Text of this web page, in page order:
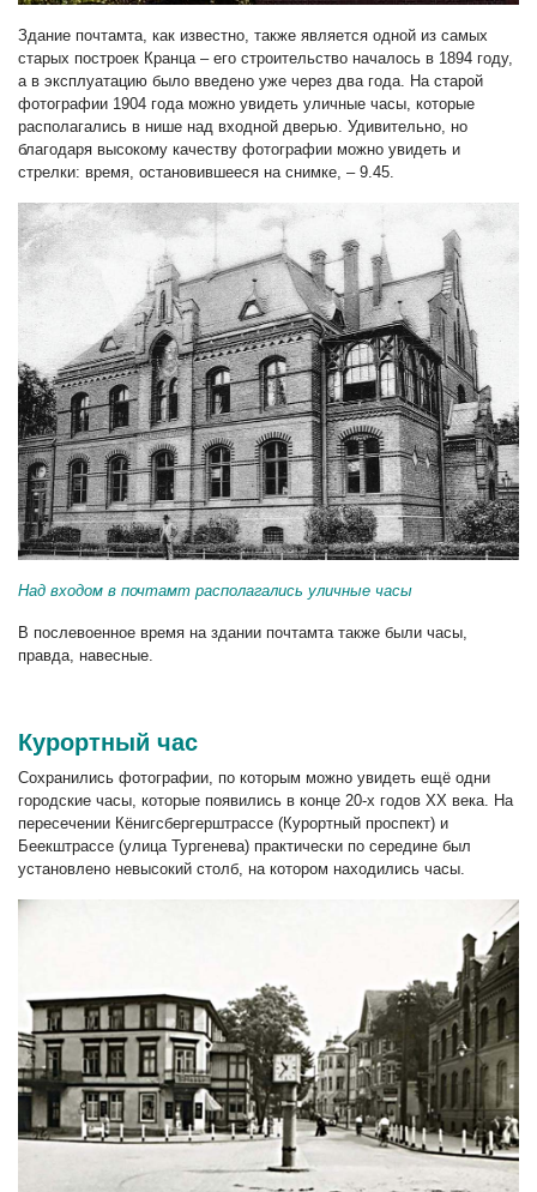
Здание почтамта, как известно, также является одной из самых
старых построек Кранца – его строительство началось в 1894 году,
а в эксплуатацию было введено уже через два года. На старой
фотографии 1904 года можно увидеть уличные часы, которые
располагались в нише над входной дверью. Удивительно, но
благодаря высокому качеству фотографии можно увидеть и
стрелки: время, остановившееся на снимке, – 9.45.
Над входом в почтамт располагались уличные часы
В послевоенное время на здании почтамта также были часы,
правда, навесные.
Курортный час
Сохранились фотографии, по которым можно увидеть ещё одни
городские часы, которые появились в конце 20-х годов XX века. На
пересечении Кёнигсбергерштрассе (Курортный проспект) и
Беекштрассе (улица Тургенева) практически по середине был
установлено невысокий столб, на котором находились часы.